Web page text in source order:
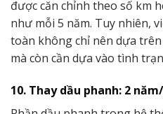
được căn chỉnh theo số km
như mỗi 5 năm. Tuy nhiên,
toàn không chỉ nên dựa
mà còn cần dựa vào tình
10. Thay dầu phanh: 2